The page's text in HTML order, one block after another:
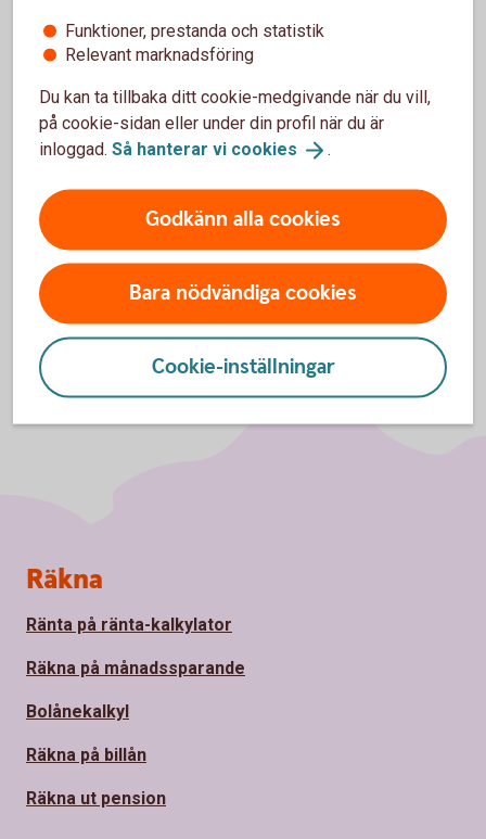
För att se detta innehåll behöver du först
godkänna cookies för Funktioner, prestanda
och statistik.
Inställningar för cookies
Funktioner, prestanda och statistik
Relevant marknadsföring
Du kan ta tillbaka ditt cookie-medgivande när du vill,
på cookie-sidan eller under din profil när du är
inloggad. Så hanterar vi cookies .
Godkänn alla cookies
Bara nödvändiga cookies
Cookie-inställningar
Sidfot
Räkna
Ränta på ränta-kalkylator
Räkna på månadssparande
Bolånekalkyl
Räkna på billån
Räkna ut pension